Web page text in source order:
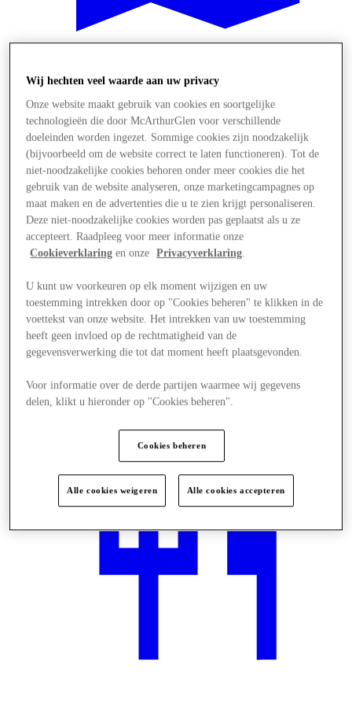
Plan je bezoek
Nieuws
Wij hechten veel waarde aan uw privacy
Onze website maakt gebruik van cookies en soortgelijke
technologieën die door McArthurGlen voor verschillende
doeleinden worden ingezet. Sommige cookies zijn noodzakelijk
(bijvoorbeeld om de website correct te laten functioneren). Tot de
niet-noodzakelijke cookies behoren onder meer cookies die het
gebruik van de website analyseren, onze marketingcampagnes op
maat maken en de advertenties die u te zien krijgt personaliseren.
Deze niet-noodzakelijke cookies worden pas geplaatst als u ze
accepteert. Raadpleeg voor meer informatie onze
Cookieverklaring en onze Privacyverklaring.
U kunt uw voorkeuren op elk moment wijzigen en uw
toestemming intrekken door op "Cookies beheren" te klikken in de
voettekst van onze website. Het intrekken van uw toestemming
heeft geen invloed op de rechtmatigheid van de
gegevensverwerking die tot dat moment heeft plaatsgevonden.
Voor informatie over de derde partijen waarmee wij gegevens
delen, klikt u hieronder op "Cookies beheren".
Cookies beheren
Alle cookies weigeren Alle cookies accepteren